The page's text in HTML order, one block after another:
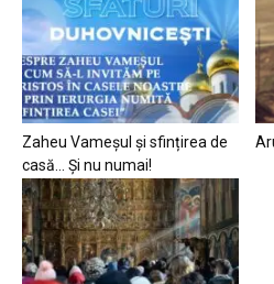
Zaheu Vameșul și sfințirea de
casă… Și nu numai!